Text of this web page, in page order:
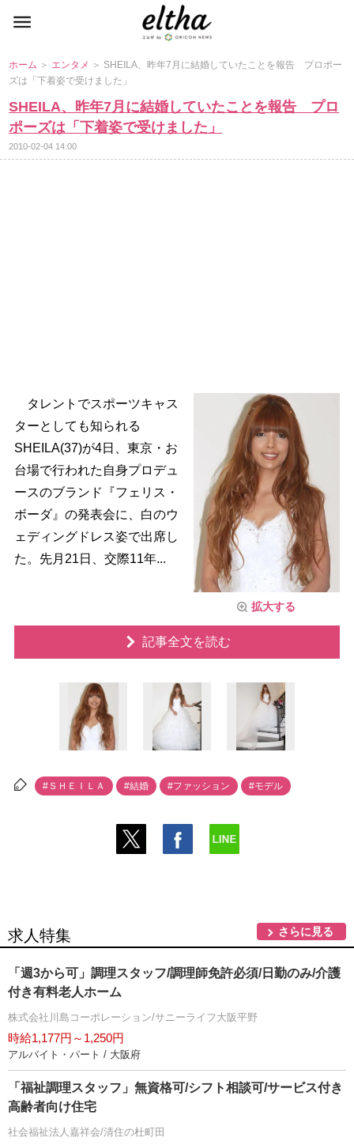
ホーム ＞ エンタメ ＞ SHEILA、昨年7月に結婚していたことを報告 プロポー
ズは「下着姿で受けました」
SHEILA、昨年7月に結婚していたことを報告 プロ
ポーズは「下着姿で受けました」
2010-02-04 14:00
拡大する
タレントでスポーツキャス
ターとしても知られる
SHEILA(37)が4日、東京・お
台場で行われた自身プロデュ
ースのブランド『フェリス・
ボーダ』の発表会に、白のウ
ェディングドレス姿で出席し
た。先月21日、交際11年...
記事全文を読む
#ＳＨＥＩＬＡ #結婚 #ファッション #モデル
求人特集 さらに見る
「週3から可」調理スタッフ/調理師免許必須/日勤のみ/介護
付き有料老人ホーム
株式会社川島コーポレーション/サニーライフ大阪平野
時給1,177円～1,250円
アルバイト・パート / 大阪府
「福祉調理スタッフ」無資格可/シフト相談可/サービス付き
高齢者向け住宅
社会福祉法人嘉祥会/清住の杜町田